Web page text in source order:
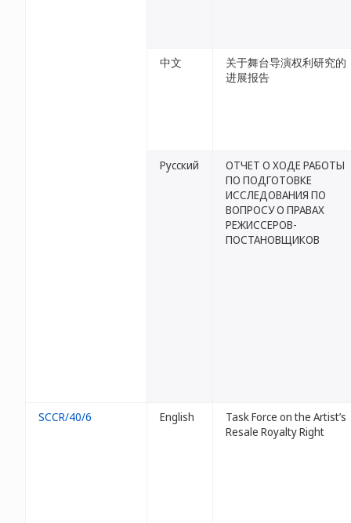
中文
关于舞台导演权利研究的
进展报告
Русский
ОТЧЕТ О ХОДЕ РАБОТЫ
ПО ПОДГОТОВКЕ
ИССЛЕДОВАНИЯ ПО
ВОПРОСУ О ПРАВАХ
РЕЖИССЕРОВ-
ПОСТАНОВЩИКОВ
SCCR/40/6 English
Task Force on the Artist’s
Resale Royalty Right